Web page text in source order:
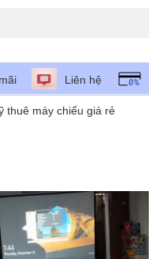
Liên hệ
thuê máy chiếu giá rẻ